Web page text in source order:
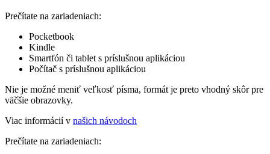
Prečítate na zariadeniach:
Pocketbook
Kindle
Smartfón či tablet s príslušnou aplikáciou
Počítač s príslušnou aplikáciou
Nie je možné meniť veľkosť písma, formát je preto vhodný skôr pre
väčšie obrazovky.
Viac informácií v našich návodoch
Prečítate na zariadeniach: